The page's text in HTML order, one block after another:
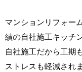
マンションリフォー
績の自社施工キッチ
自社施工だから工期
ストレスも軽減され